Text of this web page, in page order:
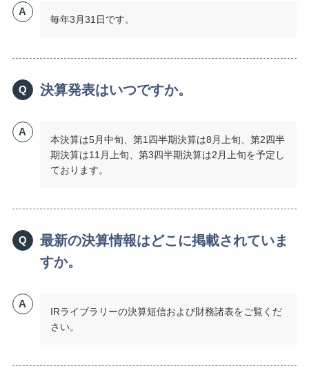
A
毎年3月31日です。
Q 決算発表はいつですか。
A
本決算は5月中旬、第1四半期決算は8月上旬、第2四半
期決算は11月上旬、第3四半期決算は2月上旬を予定し
ております。
Q
最新の決算情報はどこに掲載されていま
すか。
A
IRライブラリーの決算短信および財務諸表をご覧くだ
さい。